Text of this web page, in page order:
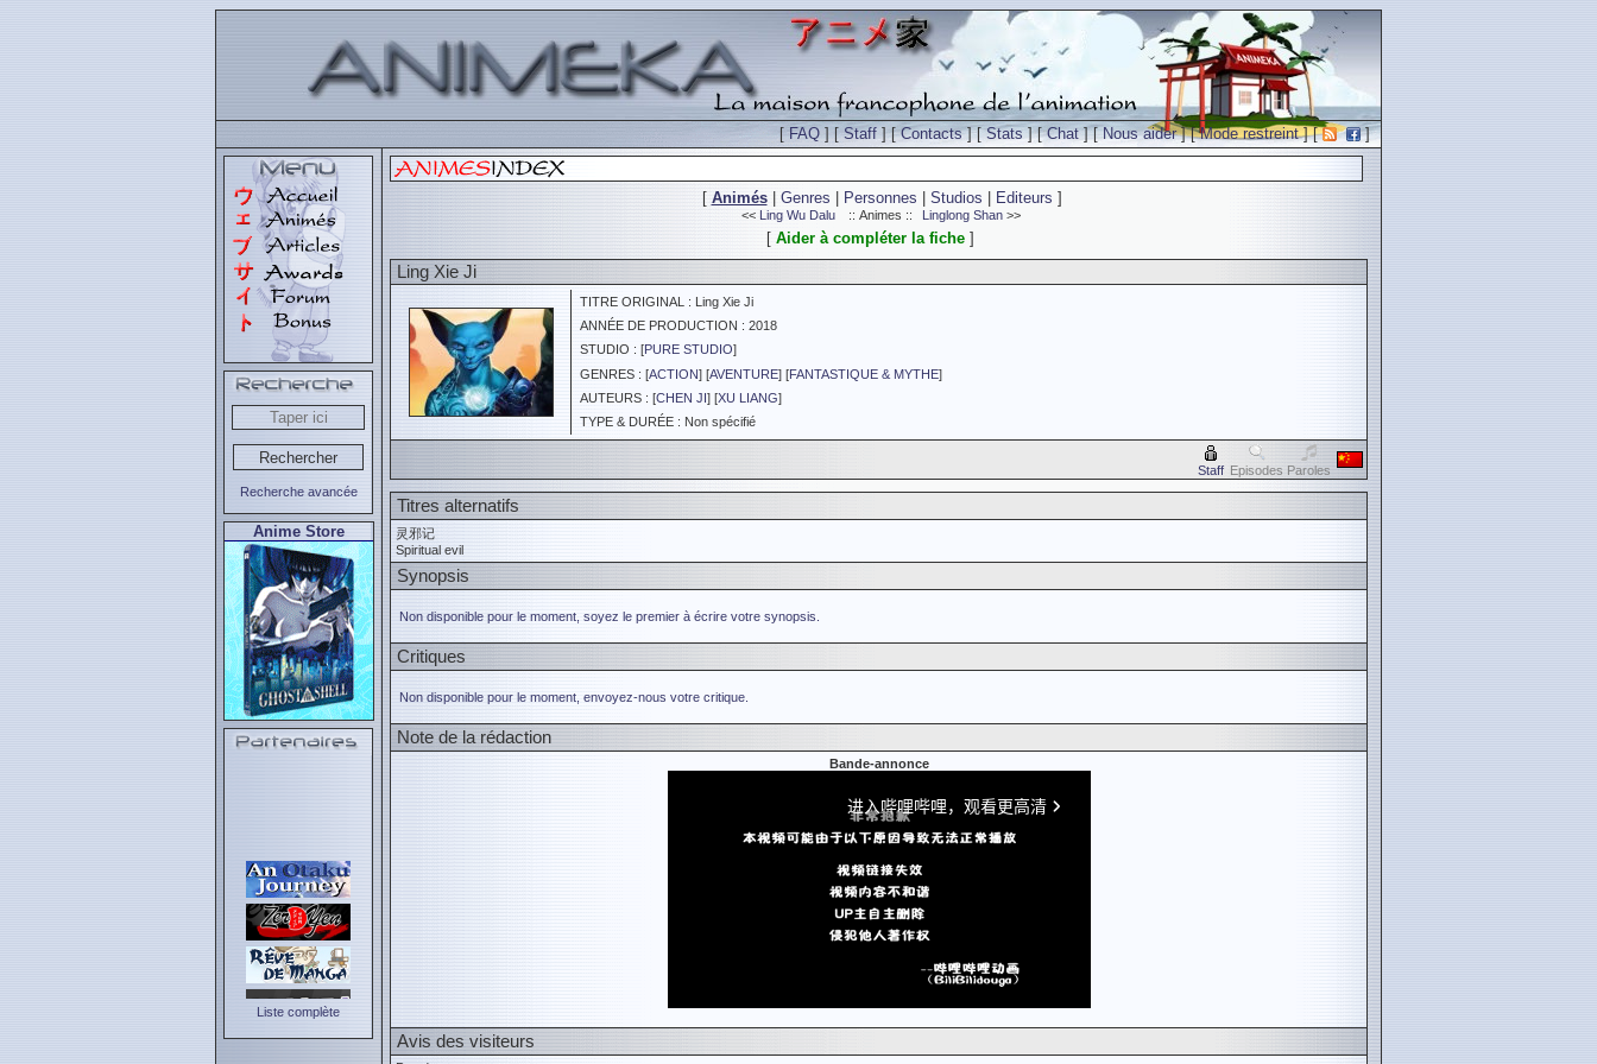
[FAQ ] [Staff ] [Contacts] [Stats] [Chat] [Nous aider] [Mode restreint] [ ]
Recherche avancée
Anime Store
Liste complète
[ Animés| Genres Personnes Studios Editeurs ]
<< Ling Wu Dalu :: Animes :: Linglong Shan >>
[ Aider à compléter la fiche]
Ling Xie Ji
TITRE ORIGINAL : Ling Xie Ji
ANNÉE DE PRODUCTION : 2018
STUDIO : [PURE STUDIO]
GENRES : [ACTION] [AVENTURE] [FANTASTIQUE & MYTHE]
AUTEURS : [CHEN JI] [XU LIANG]
TYPE & DURÉE : Non spécifié
Staff Episodes Paroles
Titres alternatifs
灵邪记
Spiritual evil
Synopsis
Non disponible pour le moment, soyez le premier à écrire votre synopsis.
Critiques
Non disponible pour le moment, envoyez-nous votre critique.
Note de la rédaction
Bande-annonce
Avis des visiteurs